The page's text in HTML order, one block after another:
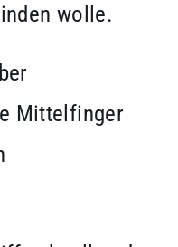
wolle.
Mittelfinger